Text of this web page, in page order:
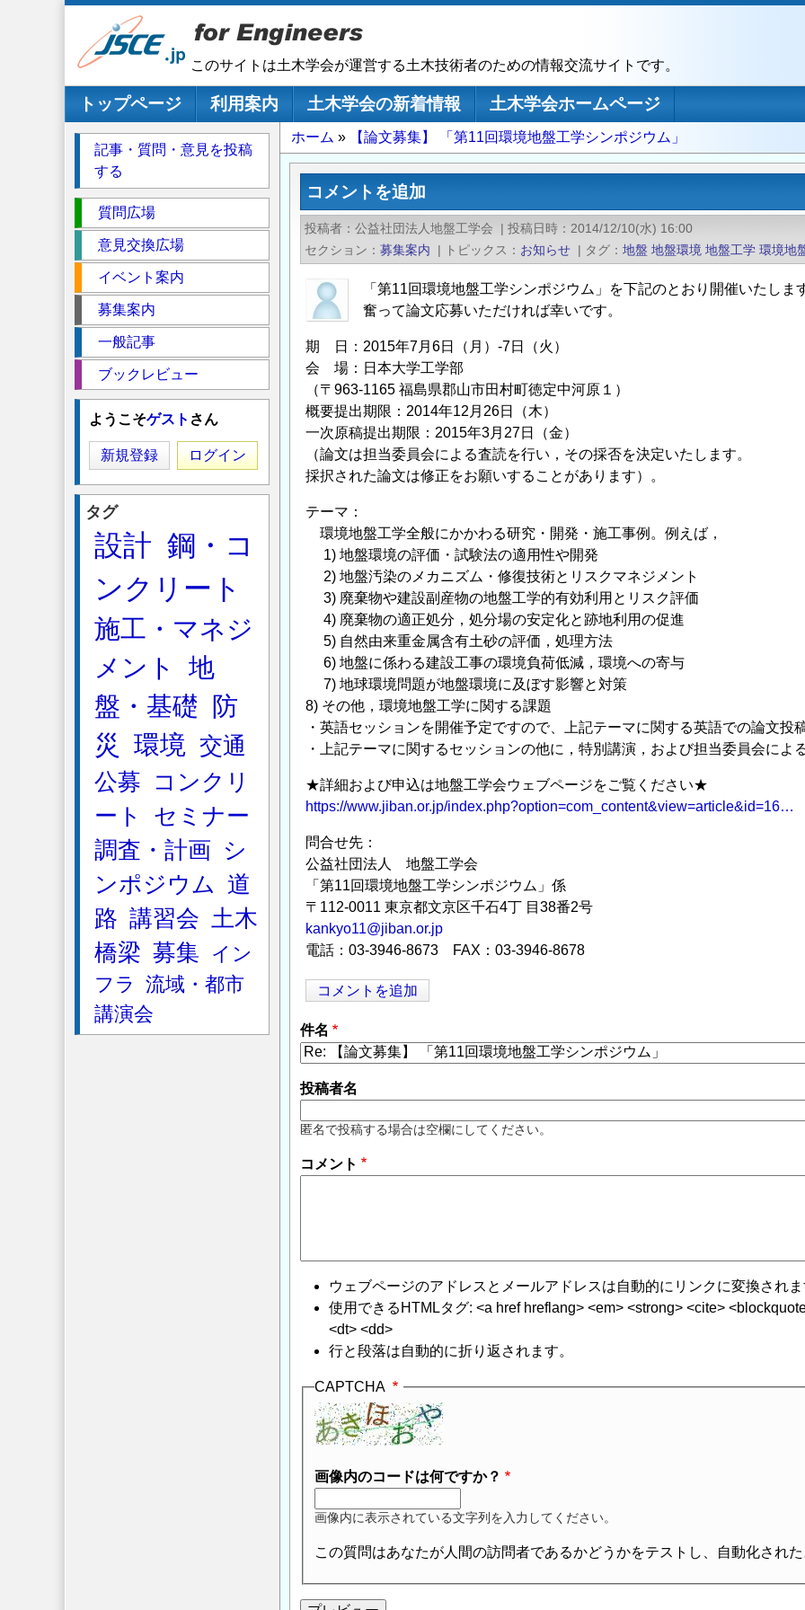
このサイトは土木学会が運営する土木技術者のための情報交流サイトです。
メインナビゲーション
トップページ 利用案内 土木学会の新着情報
土木学会ホームページ
パ
ン
ず
ホーム 【論文募集】 「第11回環境地盤工学シンポジウム」
コメントを追加
投稿者 公益社団法人地盤工学会 | 投稿日時
2014/12/10(水) 16:00
セクション
募集案内 | トピックス お知らせ | タグ 地盤 地盤環境 地盤工学 環境地
「第11回環境地盤工学シンポジウム」を下記のとおり開催いたしま
奮って論文応募いただければ幸いです。
期 日：2015年7月6日（月）-7日（火）
会 場：日本大学工学部
（〒963-1165 福島県郡山市田村町徳定中河原１）
概要提出期限：2014年12月26日（木）
一次原稿提出期限：2015年3月27日（金）
（論文は担当委員会による査読を行い，その採否を決定いたします。
採択された論文は修正をお願いすることがあります）。
テーマ：
環境地盤工学全般にかかわる研究・開発・施工事例。例えば，
1) 地盤環境の評価・試験法の適用性や開発
2) 地盤汚染のメカニズム・修復技術とリスクマネジメント
3) 廃棄物や建設副産物の地盤工学的有効利用とリスク評価
4) 廃棄物の適正処分，処分場の安定化と跡地利用の促進
5) 自然由来重金属含有土砂の評価，処理方法
6) 地盤に係わる建設工事の環境負荷低減，環境への寄与
7) 地球環境問題が地盤環境に及ぼす影響と対策
8) その他，環境地盤工学に関する課題
・英語セッションを開催予定ですので、上記テーマに関する英語での論文投
・上記テーマに関するセッションの他に，特別講演，および担当委員会によ
★詳細および申込は地盤工学会ウェブページをご覧ください★
https://www.jiban.or.jp/index.php?option=com_content&view=article&id=16…
問合せ先：
公益社団法人 地盤工学会
「第11回環境地盤工学シンポジウム」係
〒112-0011 東京都文京区千石4丁 目38番2号
kankyo11@jiban.or.jp
電話：03-3946-8673 FAX：03-3946-8678
コメントを追加
件名
投稿者名
匿名で投稿する場合は空欄にしてください。
コメント
ウェブページのアドレスとメールアドレスは自動的にリンクに変換されま
使用できるHTMLタグ: <a href hreflang> <em> <strong> <cite>
<dt> <dd>
行と段落は自動的に折り返されます。
CAPTCHA
画像内のコードは何ですか？
画像内に表示されている文字列を入力してください。
この質問はあなたが人間の訪問者であるかどうかをテストし、自動化され
記事・質問・意見を投稿
する
ク
シ
質問広場
意見交換広場
イベント案内
募集案内
一般記事
ブックレビュー
ようこそゲスト さん
新規登録 ログイン
タグ
設計 鋼・コ
ンクリート
施工・マネジ
メント
地
盤・基礎
防
災
環境 交通
公募
コンクリ
ート
セミナー
調査・計画
シ
ンポジウム 道
路 講習会 土木
橋梁 募集
イン
フラ
流域・都市
講演会